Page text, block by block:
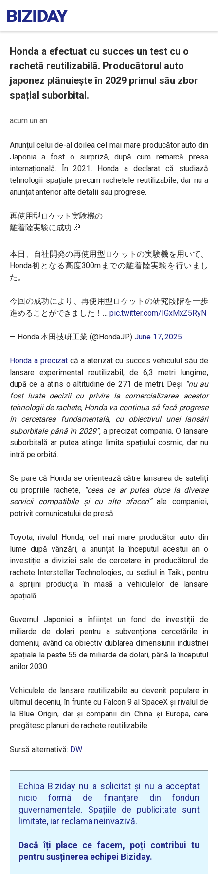
Honda a efectuat cu succes un test cu o
rachetă reutilizabilă. Producătorul auto
japonez plănuiește în 2029 primul său zbor
spațial suborbital.
acum un an
Anunțul celui de-al doilea cel mai mare producător auto din
Japonia a fost o surpriză, după cum remarcă presa
internațională. În 2021, Honda a declarat că studiază
tehnologii spațiale precum rachetele reutilizabile, dar nu a
anunțat anterior alte detalii sau progrese.
再使用型ロケット実験機の
離着陸実験に成功 🎉
本日、自社開発の再使用型ロケットの実験機を用いて、
Honda初となる高度300mまでの離着陸実験を行いまし
た。
今回の成功により、再使用型ロケットの研究段階を一歩
進めることができました！… pic.twitter.com/IGxMxZ5RyN
— Honda 本田技研工業 (@HondaJP)June 17, 2025
Honda a precizat că a aterizat cu succes vehiculul său de
lansare experimental reutilizabil, de 6,3 metri lungime,
după ce a atins o altitudine de 271 de metri. Deși “nu au
fost luate decizii cu privire la comercializarea acestor
tehnologii de rachete, Honda va continua să facă progrese
în cercetarea fundamentală, cu obiectivul unei lansări
suborbitale până în 2029”, a precizat compania. O lansare
suborbitală ar putea atinge limita spațiului cosmic, dar nu
intră pe orbită.
Se pare că Honda se orientează către lansarea de sateliți
cu propriile rachete, “ceea ce ar putea duce la diverse
servicii compatibile și cu alte afaceri”ale companiei,
potrivit comunicatului de presă.
Toyota, rivalul Honda, cel mai mare producător auto din
lume după vânzări, a anunțat la începutul acestui an o
investiție a diviziei sale de cercetare în producătorul de
rachete Interstellar Technologies, cu sediul în Taiki, pentru
a sprijini producția în masă a vehiculelor de lansare
spațială.
Guvernul Japoniei a înființat un fond de investiții de
miliarde de dolari pentru a subvenționa cercetările în
domeniu, având ca obiectiv dublarea dimensiunii industriei
spațiale la peste 55 de miliarde de dolari, până la începutul
anilor 2030.
Vehiculele de lansare reutilizabile au devenit populare în
ultimul deceniu, în frunte cu Falcon 9 al SpaceX și rivalul de
la Blue Origin, dar și companii din China și Europa, care
pregătesc planuri de rachete reutilizabile.
Sursă alternativă: DW
Echipa Biziday nu a solicitat și nu a acceptat
nicio formă de finanțare din fonduri
guvernamentale. Spațiile de publicitate sunt
limitate, iar reclama neinvazivă.
Dacă îți place ce facem, poți contribui tu
pentru susținerea echipei Biziday.